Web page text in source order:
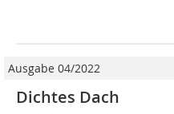
Ausgabe 04/2022
Dichtes Dach